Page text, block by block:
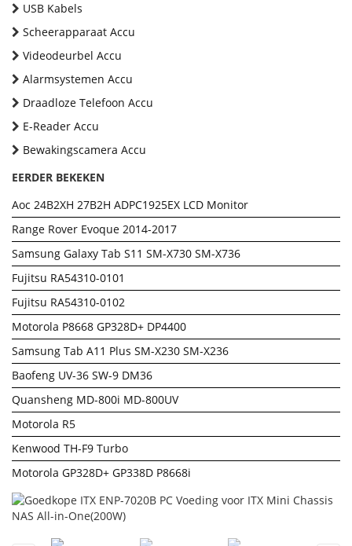
USB Kabels
Scheerapparaat Accu
Videodeurbel Accu
Alarmsystemen Accu
Draadloze Telefoon Accu
E-Reader Accu
Bewakingscamera Accu
EERDER BEKEKEN
Aoc 24B2XH 27B2H ADPC1925EX LCD Monitor
Range Rover Evoque 2014-2017
Samsung Galaxy Tab S11 SM-X730 SM-X736
Fujitsu RA54310-0101
Fujitsu RA54310-0102
Motorola P8668 GP328D+ DP4400
Samsung Tab A11 Plus SM-X230 SM-X236
Baofeng UV-36 SW-9 DM36
Quansheng MD-800i MD-800UV
Motorola R5
Kenwood TH-F9 Turbo
Motorola GP328D+ GP338D P8668i